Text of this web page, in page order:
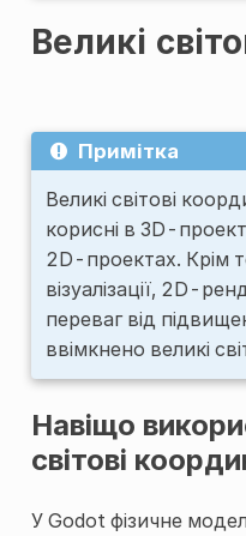
Великі
Примітка
Великі світові
корисні в 3D-
2D-проектах. Крім
візуалізації, 2D-
переваг від
ввімкнено великі
Навіщо
світові
У Godot фізичне